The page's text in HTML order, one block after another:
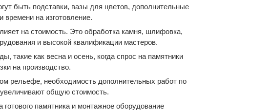
быть подставки, вазы для цветов, дополнительные
времени на изготовление.
на стоимость. Это обработка камня, шлифовка,
и высокой квалификации мастеров.
такие как весна и осень, когда спрос на памятники
на производство.
рельефе, необходимость дополнительных работ по
общую стоимость.
памятника и монтажное оборудование